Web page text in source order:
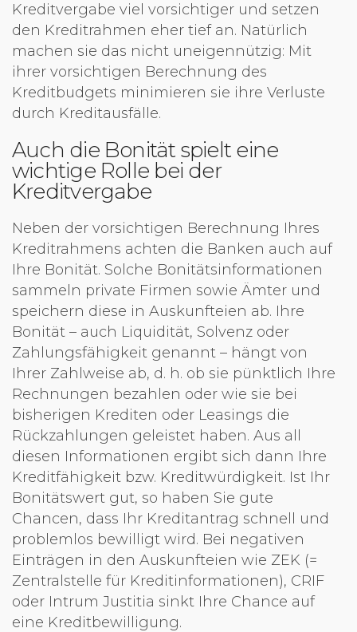
Kreditvergabe viel vorsichtiger und setzen
den Kreditrahmen eher tief an. Natürlich
machen sie das nicht uneigennützig: Mit
ihrer vorsichtigen Berechnung des
Kreditbudgets minimieren sie ihre Verluste
durch Kreditausfälle.
Auch die Bonität spielt eine
wichtige Rolle bei der
Kreditvergabe
Neben der vorsichtigen Berechnung Ihres
Kreditrahmens achten die Banken auch auf
Ihre Bonität. Solche Bonitätsinformationen
sammeln private Firmen sowie Ämter und
speichern diese in Auskunfteien ab. Ihre
Bonität – auch Liquidität, Solvenz oder
Zahlungsfähigkeit genannt – hängt von
Ihrer Zahlweise ab, d. h. ob sie pünktlich Ihre
Rechnungen bezahlen oder wie sie bei
bisherigen Krediten oder Leasings die
Rückzahlungen geleistet haben. Aus all
diesen Informationen ergibt sich dann Ihre
Kreditfähigkeit bzw. Kreditwürdigkeit. Ist Ihr
Bonitätswert gut, so haben Sie gute
Chancen, dass Ihr Kreditantrag schnell und
problemlos bewilligt wird. Bei negativen
Einträgen in den Auskunfteien wie ZEK (=
Zentralstelle für Kreditinformationen), CRIF
oder Intrum Justitia sinkt Ihre Chance auf
eine Kreditbewilligung.